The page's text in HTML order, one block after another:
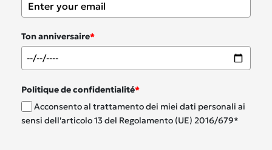
Ton anniversaire*
Politique de confidentialité*
Acconsento al trattamento dei miei dati personali ai
sensi dell'articolo 13 del Regolamento (UE) 2016/679*